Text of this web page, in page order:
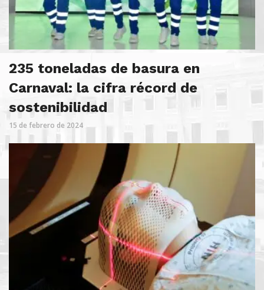
235 toneladas de basura en
Carnaval: la cifra récord de
sostenibilidad
15 de febrero de 2024